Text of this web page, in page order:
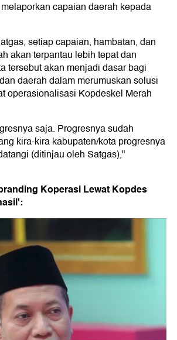
capaian daerah kepada
setiap capaian, hambatan, dan
akan terpantau lebih tepat dan
tersebut akan menjadi dasar bagi
daerah dalam merumuskan solusi
operasionalisasi Kopdeskel Merah
saja. Progresnya sudah
kira-kira kabupaten/kota progresnya
(ditinjau oleh Satgas),"
Koperasi Lewat Kopdes